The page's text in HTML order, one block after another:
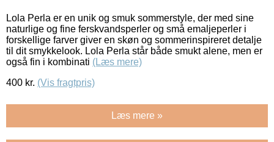
Lola Perla er en unik og smuk sommerstyle, der med sine
naturlige og fine ferskvandsperler og små emaljeperler i
forskellige farver giver en skøn og sommerinspireret detalje
til dit smykkelook. Lola Perla står både smukt alene, men er
også fin i kombinati (Læs mere)
400 kr. (Vis fragtpris)
Læs mere »